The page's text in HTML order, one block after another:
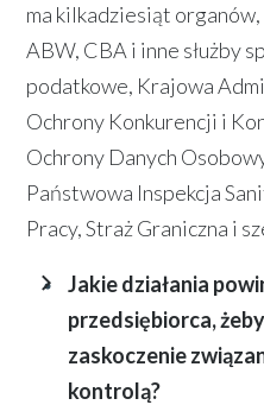
ma kilkadziesiąt
ABW, CBA i inne służby
podatkowe, Krajowa
Ochrony Konkurencji i
Ochrony Danych
Państwowa Inspekcja
Pracy, Straż Graniczna i
Jakie działania
przedsiębiorca,
zaskoczenie
kontrolą?